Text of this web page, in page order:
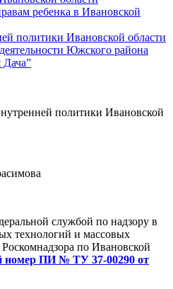
ребенка в Ивановской
политики Ивановской области
Южского района
Дача”
политики Ивановской
службой по надзору в
технологий и массовых
по Ивановской
номер ПИ № ТУ 37-00290 от